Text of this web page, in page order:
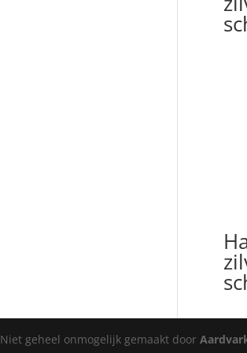
Niet geheel onmogelijk gemaakt door